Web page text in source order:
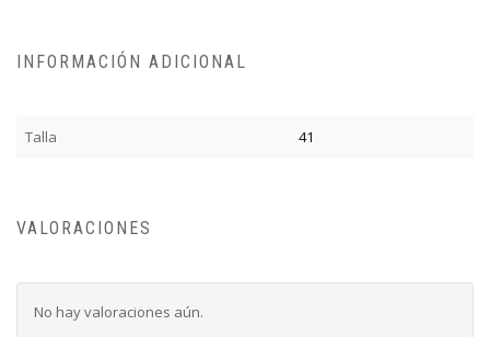
INFORMACIÓN ADICIONAL
Talla 41
VALORACIONES
No hay valoraciones aún.